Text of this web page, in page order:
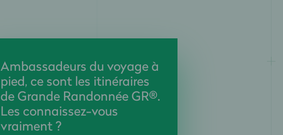
Ambassadeurs du voyage à
pied, ce sont les itinéraires
de Grande Randonnée GR®.
Les connaissez-vous
vraiment ?